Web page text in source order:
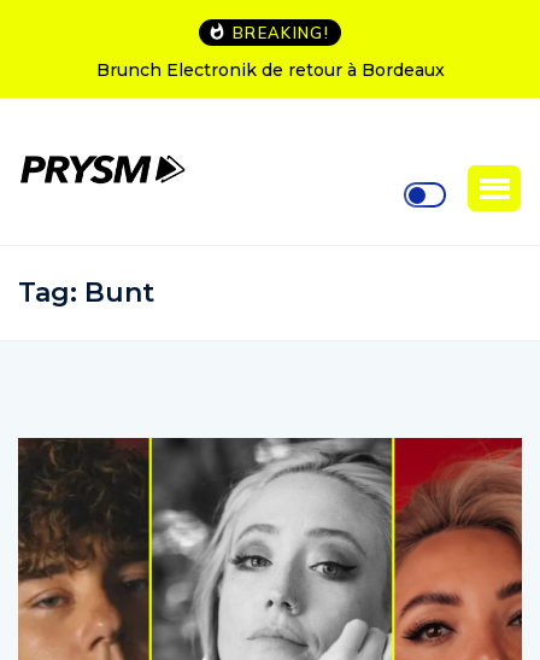
BREAKING!
Electronik de retour à Bordeaux L’Amnesia
Tag: Bunt